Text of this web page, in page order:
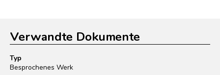
Verwandte Dokumente
Typ
Besprochenes Werk